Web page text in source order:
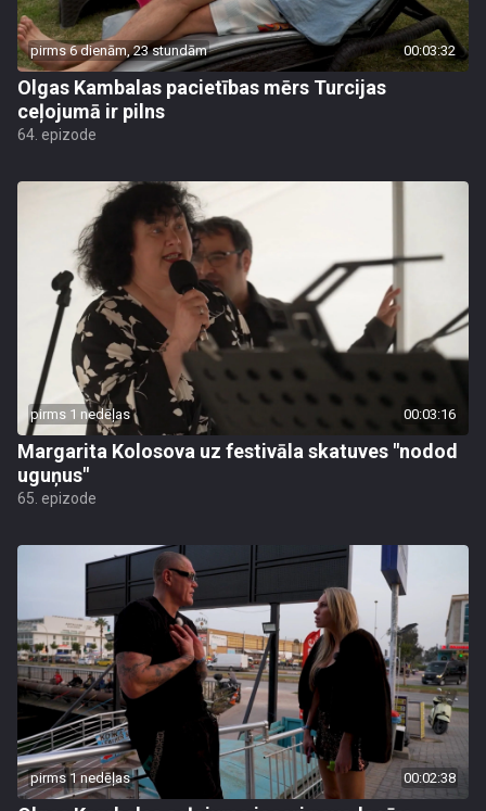
pirms 6 dienām, 23 stundām 00:03:32
Olgas Kambalas pacietības mērs Turcijas
ceļojumā ir pilns
64. epizode
pirms 1 nedēļas 00:03:16
Margarita Kolosova uz festivāla skatuves "nodod
uguņus"
65. epizode
pirms 1 nedēļas 00:02:38